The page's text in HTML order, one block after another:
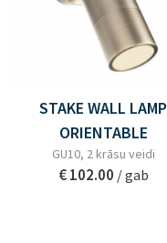
STAKE WALL LAMP
ORIENTABLE
GU10, 2 krāsu veidi
€ 102.00 / gab